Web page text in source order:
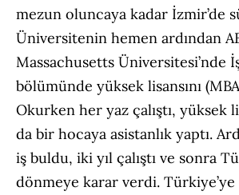
mezun oluncaya kadar İzmir’de
Üniversitenin hemen ardından
Massachusetts Üniversitesi’nde
bölümünde yüksek lisansını
Okurken her yaz çalıştı, yüksek
da bir hocaya asistanlık yaptı.
iş buldu, iki yıl çalıştı ve sonra
dönmeye karar verdi.